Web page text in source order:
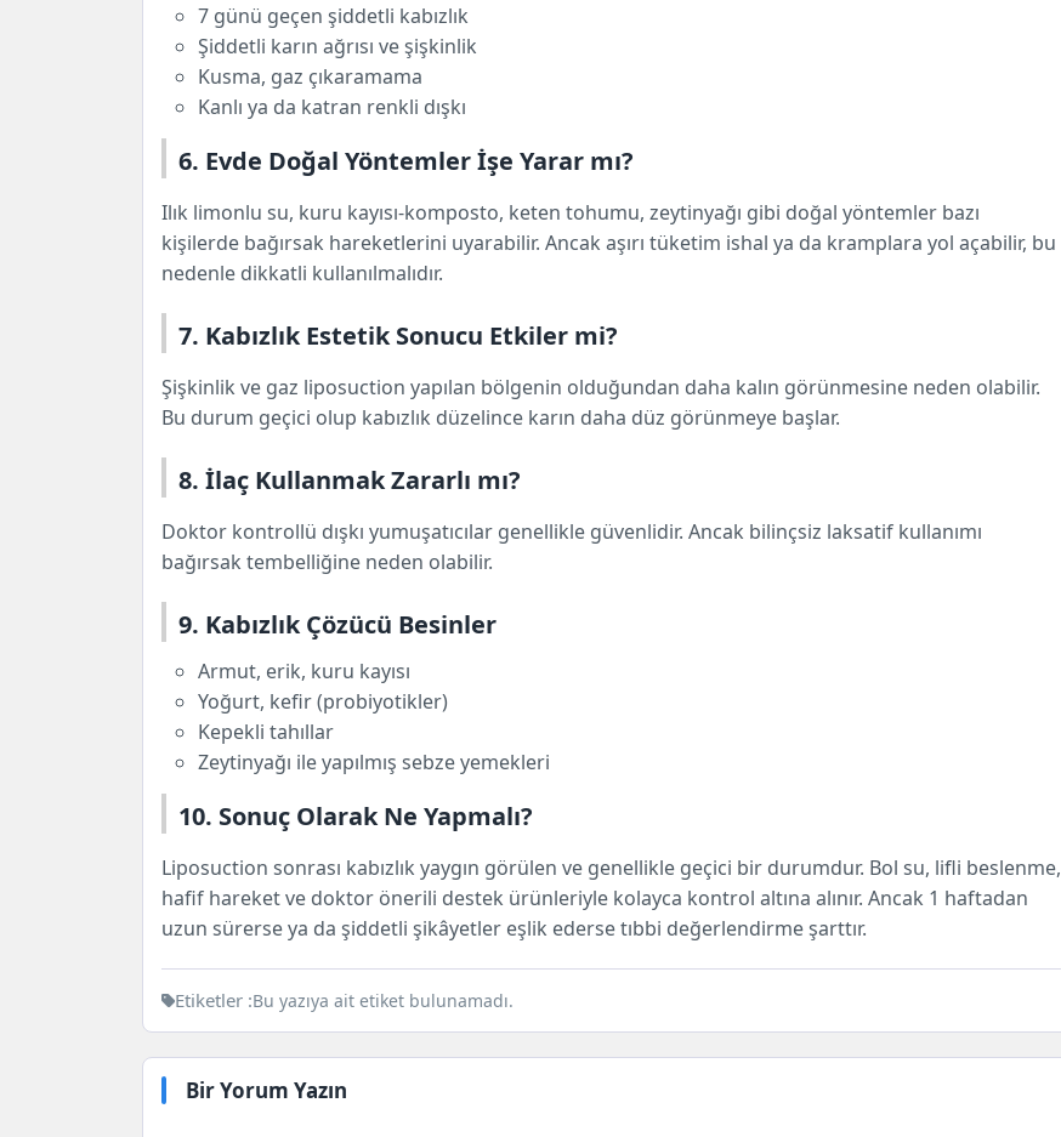
7 günü geçen şiddetli kabızlık
Şiddetli karın ağrısı ve şişkinlik
Kusma, gaz çıkaramama
Kanlı ya da katran renkli dışkı
6. Evde Doğal Yöntemler İşe Yarar mı?
Ilık limonlu su, kuru kayısı-komposto, keten tohumu, zeytinyağı gibi doğal yöntemler bazı
kişilerde bağırsak hareketlerini uyarabilir. Ancak aşırı tüketim ishal ya da kramplara yol açabilir, bu
nedenle dikkatli kullanılmalıdır.
7. Kabızlık Estetik Sonucu Etkiler mi?
Şişkinlik ve gaz liposuction yapılan bölgenin olduğundan daha kalın görünmesine neden olabilir.
Bu durum geçici olup kabızlık düzelince karın daha düz görünmeye başlar.
8. İlaç Kullanmak Zararlı mı?
Doktor kontrollü dışkı yumuşatıcılar genellikle güvenlidir. Ancak bilinçsiz laksatif kullanımı
bağırsak tembelliğine neden olabilir.
9. Kabızlık Çözücü Besinler
Armut, erik, kuru kayısı
Yoğurt, kefir (probiyotikler)
Kepekli tahıllar
Zeytinyağı ile yapılmış sebze yemekleri
10. Sonuç Olarak Ne Yapmalı?
Liposuction sonrası kabızlık yaygın görülen ve genellikle geçici bir durumdur. Bol su, lifli beslenme,
hafif hareket ve doktor önerili destek ürünleriyle kolayca kontrol altına alınır. Ancak 1 haftadan
uzun sürerse ya da şiddetli şikâyetler eşlik ederse tıbbi değerlendirme şarttır.
Etiketler :Bu yazıya ait etiket bulunamadı.
Bir Yorum Yazın